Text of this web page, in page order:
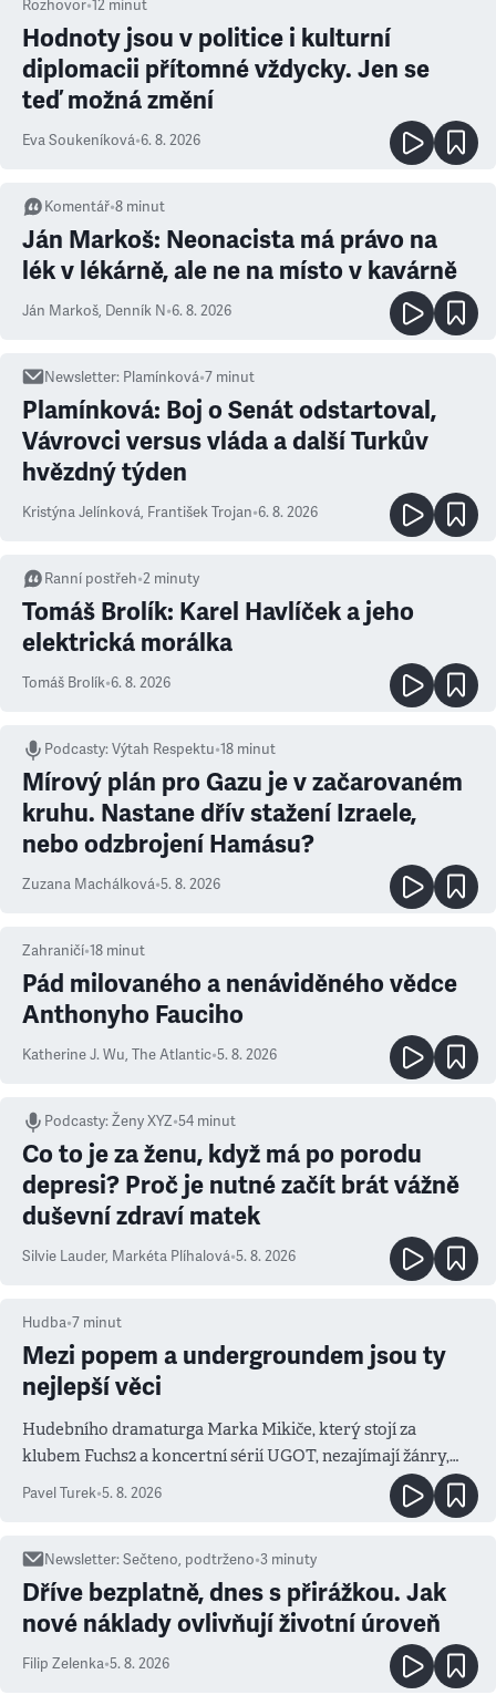
Rozhovor•12 minut
Hodnoty jsou v politice i kulturní
diplomacii přítomné vždycky. Jen se
teď možná změní
Eva Soukeníková•6. 8. 2026
Komentář•8 minut
Ján Markoš: Neonacista má právo na
lék v lékárně, ale ne na místo v kavárně
Ján Markoš, Denník N•6. 8. 2026
Newsletter: Plamínková•7 minut
Plamínková: Boj o Senát odstartoval,
Vávrovci versus vláda a další Turkův
hvězdný týden
Kristýna Jelínková, František Trojan•6. 8. 2026
Ranní postřeh•2 minuty
Tomáš Brolík: Karel Havlíček a jeho
elektrická morálka
Tomáš Brolík•6. 8. 2026
Podcasty:Výtah Respektu•18 minut
Mírový plán pro Gazu je v začarovaném
kruhu. Nastane dřív stažení Izraele,
nebo odzbrojení Hamásu?
Zuzana Machálková•5. 8. 2026
Zahraničí•18 minut
Pád milovaného a nenáviděného vědce
Anthonyho Fauciho
Katherine J. Wu, The Atlantic•5. 8. 2026
Podcasty:Ženy XYZ•54 minut
Co to je za ženu, když má po porodu
depresi? Proč je nutné začít brát vážně
duševní zdraví matek
Silvie Lauder, Markéta Plíhalová•5. 8. 2026
Hudba•7 minut
Mezi popem a undergroundem jsou ty
nejlepší věci
Hudebního dramaturga Marka Mikiče, který stojí za
klubem Fuchs2 a koncertní sérií UGOT, nezajímají žánry,
ale atmosféra
Pavel Turek•5. 8. 2026
Newsletter:Sečteno, podtrženo•3 minuty
Dříve bezplatně, dnes s přirážkou. Jak
nové náklady ovlivňují životní úroveň
Filip Zelenka•5. 8. 2026